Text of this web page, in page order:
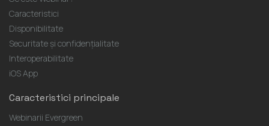
Caracteristici
Disponibilitate
Securitate și confidențialitate
Interoperabilitate
iOS App
Caracteristici principale
Webinarii Evergreen